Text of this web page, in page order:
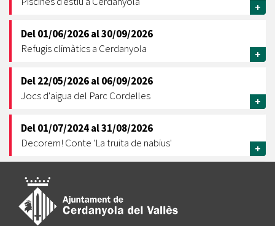
+
Del01/06/2026al30/09/2026
Refugis climàtics a Cerdanyola
+
Del22/05/2026al06/09/2026
Jocs d'aigua del Parc Cordelles
+
Del01/07/2024al31/08/2026
Decorem! Conte 'La truita de nabius'
+